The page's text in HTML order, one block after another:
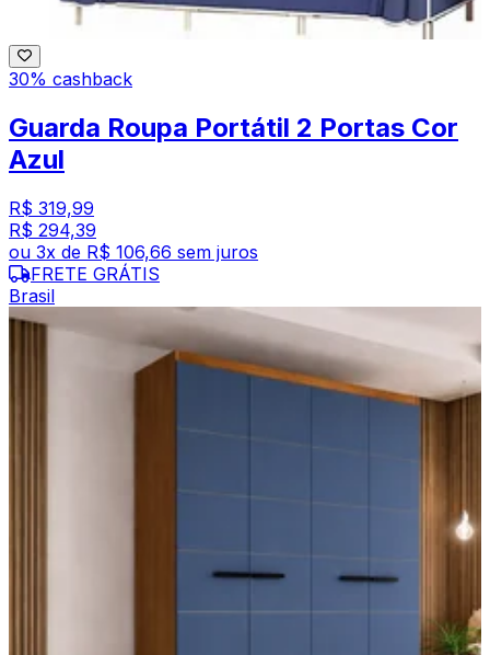
30% cashback
Guarda Roupa Portátil 2 Portas Cor
Azul
R$ 319,99
R$ 294,39
ou 3x de R$ 106,66 sem juros
FRETE GRÁTIS
Brasil